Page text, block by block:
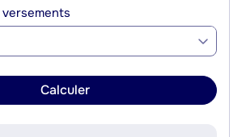
Calculer